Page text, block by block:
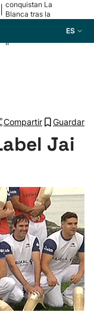
conquistan La
Blanca tras la
II
ES
Compartir Guardar
Jai